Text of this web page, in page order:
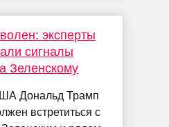
эксперты
сигналы
Зеленскому
Дональд Трамп
встретиться с